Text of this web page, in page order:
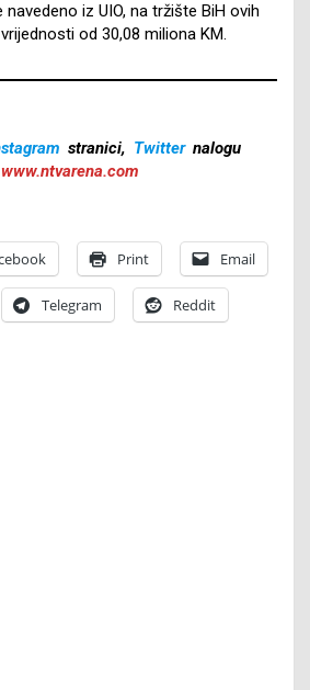
navedeno iz UIO, na tržište BiH ovih
od 30,08 miliona KM.
stranici, Twitter nalogu
www.ntvarena.com
Print Email
Telegram Reddit